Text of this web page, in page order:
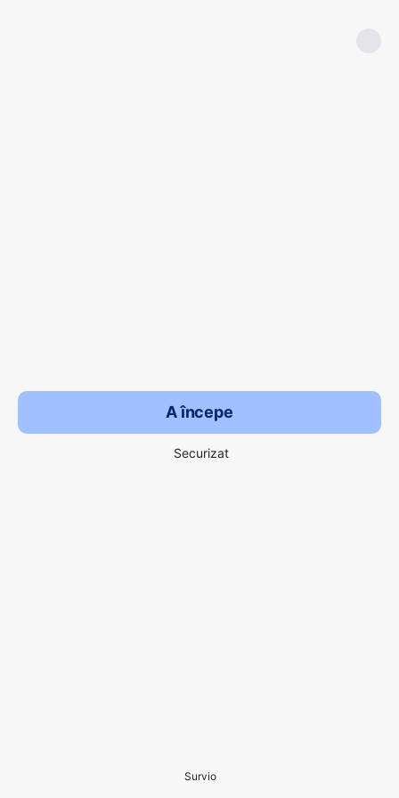
A începe
Securizat
Survio